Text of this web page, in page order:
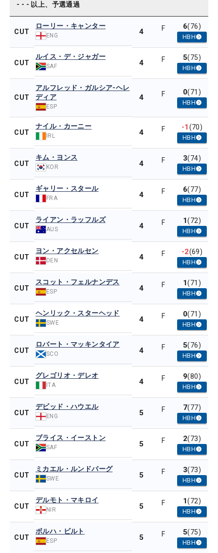
- - - 以上、予選通過
CUT
ローリー・キャンター
ENG 4 F 6(76)
HBH
CUT
ルイス・デ・ジャガー
SAF 4 F 5(75)
HBH
CUT
アルフレッド・ガルシア-ヘレ
ディア
ESP
4 F 0(71)
HBH
CUT
ナイル・カーニー
IRL 4 F -1(70)
HBH
CUT
キム・ヨンス
KOR 4 F 3(74)
HBH
CUT
ギャリー・スタール
FRA 4 F 6(77)
HBH
CUT
ライアン・ラッフルズ
AUS 4 F 1(72)
HBH
CUT
ヨン・アクセルセン
DEN 4 F -2(69)
HBH
CUT
スコット・フェルナンデス
ESP 4 F 1(71)
HBH
CUT
ヘンリック・スターヘッド
SWE 4 F 0(71)
HBH
CUT
ロバート・マッキンタイア
SCO 4 F 5(76)
HBH
CUT
グレゴリオ・デレオ
ITA 4 F 9(80)
HBH
CUT
デビッド・ハウエル
ENG 5 F 7(77)
HBH
CUT
ブライス・イーストン
SAF 5 F 2(73)
HBH
CUT
ミカエル・ルンドバーグ
SWE 5 F 3(73)
HBH
CUT
デルモト・マキロイ
NIR 5 F 1(72)
HBH
CUT
ボルハ・ビルト
ESP 5 F 5(75)
HBH